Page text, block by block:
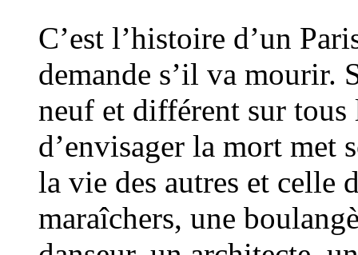
C’est l’histoire d’un
demande s’il va mourir.
neuf et différent sur
d’envisager la mort met
la vie des autres et celle
maraîchers, une